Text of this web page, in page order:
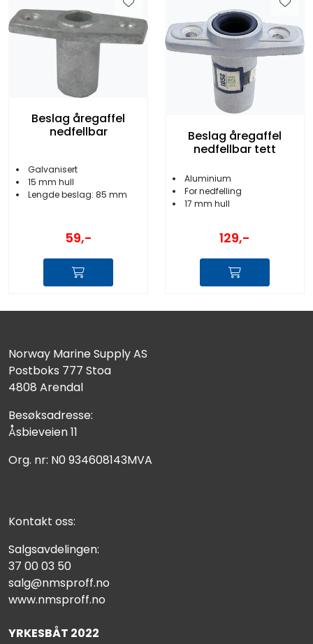
Beslag åregaffel
nedfellbar
Galvanisert
15 mm hull
Lengde beslag: 85 mm
59,-
Beslag åregaffel
nedfellbar tett
Aluminium
For nedfelling
17 mm hull
129,-
Norway Marine Supply AS
Postboks 777 Stoa
4808 Arendal
Besøksadresse:
Åsbieveien 11
Org. nr: N0 934608143MVA
Kontakt oss:
Salgsavdelingen:
37 00 03 50
salg@nmsproff.no
www.nmsproff.no
YRKESBÅT 2022